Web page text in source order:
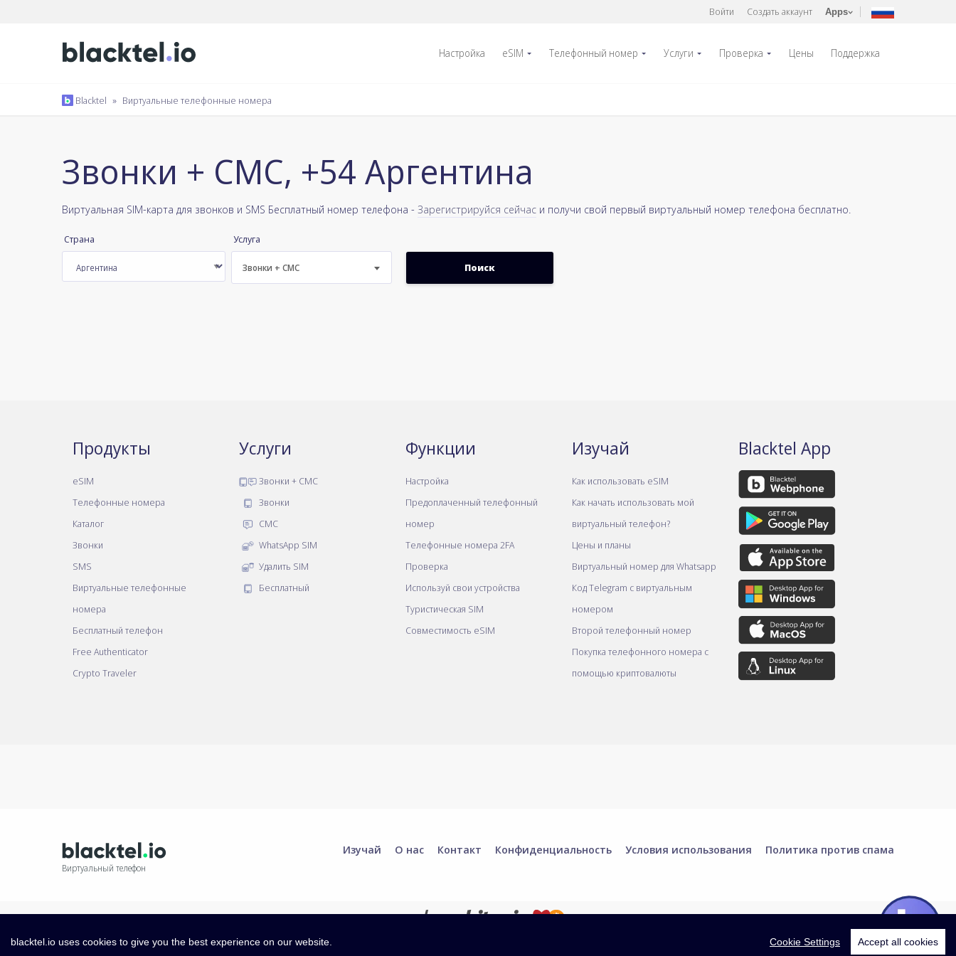
Войти Создать аккаунт Apps
Настройка eSIM Телефонный номер Услуги Проверка Цены Поддержка
Blacktel » Виртуальные телефонные номера
Звонки + СМС, +54 Аргентина
Виртуальная SIM-карта для звонков и SMS Бесплатный номер телефона - Зарегистрируйся сейчас и получи свой первый виртуальный номер телефона бесплатно.
Страна Услуга
Звонки + СМС
Продукты
eSIM
Телефонные номера
Каталог
Звонки
SMS
Виртуальные телефонные
номера
Бесплатный телефон
Free Authenticator
Crypto Traveler
Услуги
Звонки + СМС
Звонки
СМС
WhatsApp SIM
Удалить SIM
Бесплатный
Функции
Настройка
Предоплаченный телефонный
номер
Телефонные номера 2FA
Проверка
Используй свои устройства
Туристическая SIM
Совместимость eSIM
Изучай
Как использовать eSIM
Как начать использовать мой
виртуальный телефон?
Цены и планы
Виртуальный номер для Whatsapp
Код Telegram с виртуальным
номером
Второй телефонный номер
Покупка телефонного номера с
помощью криптовалюты
Blacktel App
Виртуальный телефон
Изучай О нас Контакт Конфиденциальность Условия использования Политика против спама
blacktel.io uses cookies to give you the best experience on our website. Cookie Settings Accept all cookies